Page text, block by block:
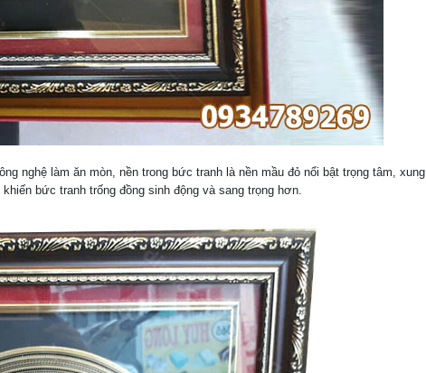
nghệ làm ăn mòn, nền trong bức tranh là nền mầu đỏ nổi bật trọng tâm, xung
bức tranh trống đồng sinh động và sang trọng hơn.